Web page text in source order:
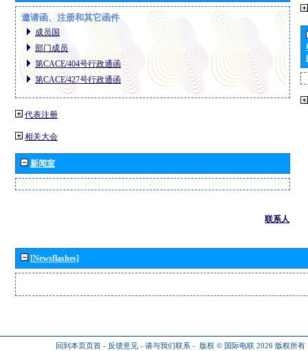
邀请函、注册和其它函件
成员国
部门成员
第CACE/404号行政通函
第CACE/427号行政通函
代表注册
相关大会
新闻室
联系人
[Newsflashes]
回到本页页首 - 反馈意见 - 请与我们联系 - 版权 © 国际电联 2026 版权所有